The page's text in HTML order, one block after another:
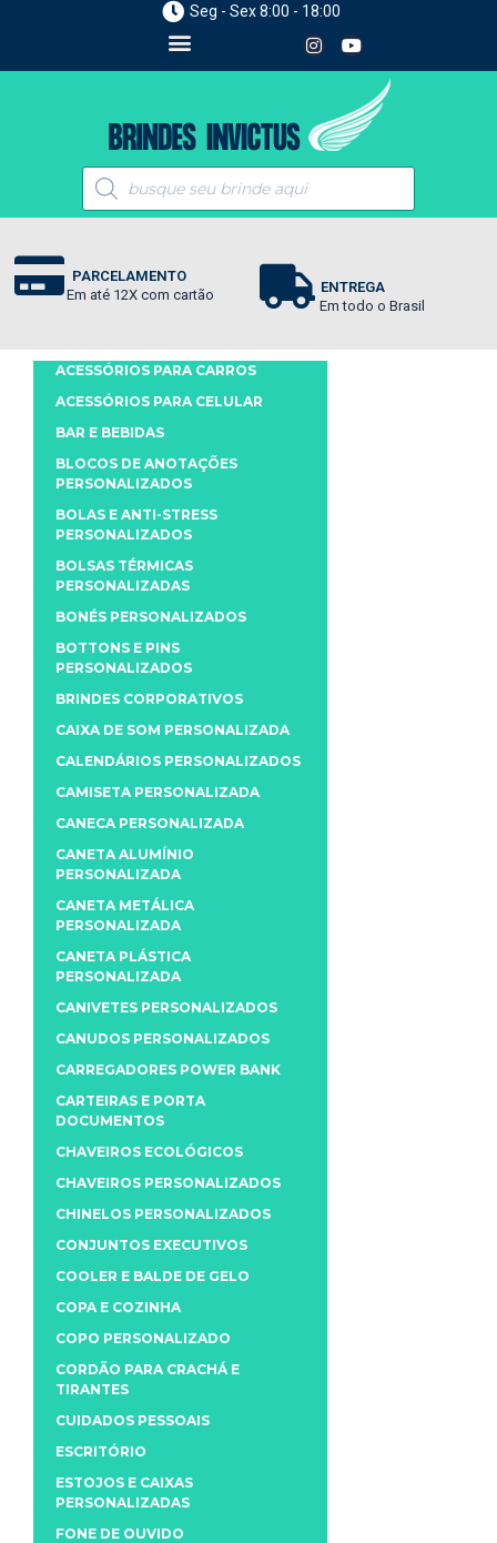
Seg - Sex 8:00 - 18:00
PARCELAMENTO
Em até 12X com cartão
ENTREGA
Em todo o Brasil
ACESSÓRIOS PARA CARROS
ACESSÓRIOS PARA CELULAR
BAR E BEBIDAS
BLOCOS DE ANOTAÇÕES
PERSONALIZADOS
BOLAS E ANTI-STRESS
PERSONALIZADOS
BOLSAS TÉRMICAS
PERSONALIZADAS
BONÉS PERSONALIZADOS
BOTTONS E PINS
PERSONALIZADOS
BRINDES CORPORATIVOS
CAIXA DE SOM PERSONALIZADA
CALENDÁRIOS PERSONALIZADOS
CAMISETA PERSONALIZADA
CANECA PERSONALIZADA
CANETA ALUMÍNIO
PERSONALIZADA
CANETA METÁLICA
PERSONALIZADA
CANETA PLÁSTICA
PERSONALIZADA
CANIVETES PERSONALIZADOS
CANUDOS PERSONALIZADOS
CARREGADORES POWER BANK
CARTEIRAS E PORTA
DOCUMENTOS
CHAVEIROS ECOLÓGICOS
CHAVEIROS PERSONALIZADOS
CHINELOS PERSONALIZADOS
CONJUNTOS EXECUTIVOS
COOLER E BALDE DE GELO
COPA E COZINHA
COPO PERSONALIZADO
CORDÃO PARA CRACHÁ E
TIRANTES
CUIDADOS PESSOAIS
ESCRITÓRIO
ESTOJOS E CAIXAS
PERSONALIZADAS
FONE DE OUVIDO